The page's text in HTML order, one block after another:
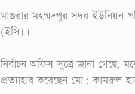
মাগুরার মহম্মদপুর সদর ইউনিয়ন
(ইসি)।
নির্বাচন অফিস সুত্রে জানা গেছে,
প্রত্যাহার করেছেন মো: কামরুল